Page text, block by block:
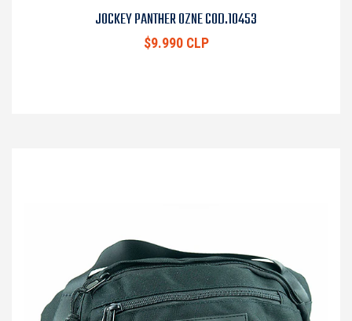
JOCKEY PANTHER OZNE COD.10453
$9.990 CLP